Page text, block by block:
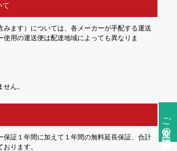
ご注文前の確認事項
て
みます）については、各メーカーが手配する運送
使用の運送便は配達地域によっても異なりま
ん。
保証１年間に加えて１年間の無料延長保証、合計
おります。